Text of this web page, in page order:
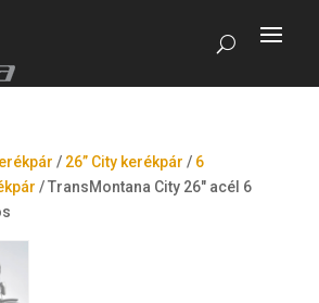
/ 26” City kerékpár / 6
/TransMontana City 26″ acél 6